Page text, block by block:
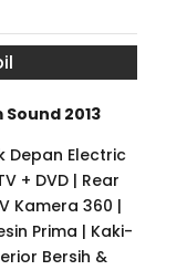
2013
Depan Electric
+ DVD | Rear
Kamera 360 |
Prima | Kaki-
Bersih &